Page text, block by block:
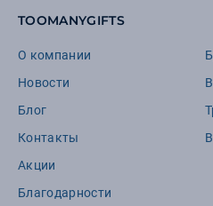
TOOMANYGIFTS
О компании
Новости
Блог
Контакты
Акции
Благодарности